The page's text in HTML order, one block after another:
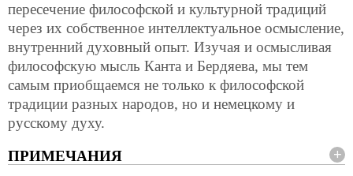
пересечение философской и культурной традиций
через их собственное интеллектуальное осмысление,
внутренний духовный опыт. Изучая и осмысливая
философскую мысль Канта и Бердяева, мы тем
самым приобщаемся не только к философской
традиции разных народов, но и немецкому и
русскому духу.
ПРИМЕЧАНИЯ